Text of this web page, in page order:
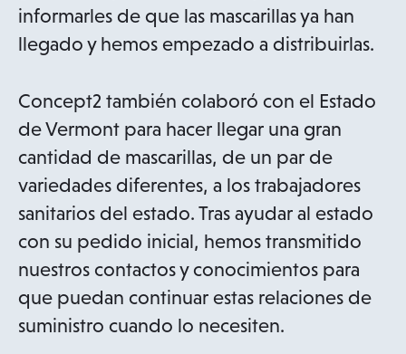
informarles de que las mascarillas ya han
llegado y hemos empezado a distribuirlas.
Concept2 también colaboró con el Estado
de Vermont para hacer llegar una gran
cantidad de mascarillas, de un par de
variedades diferentes, a los trabajadores
sanitarios del estado. Tras ayudar al estado
con su pedido inicial, hemos transmitido
nuestros contactos y conocimientos para
que puedan continuar estas relaciones de
suministro cuando lo necesiten.